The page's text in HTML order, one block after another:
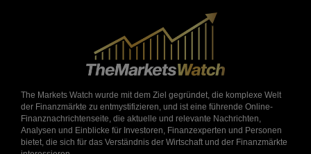
The Markets Watch wurde mit dem Ziel gegründet, die komplexe Welt
der Finanzmärkte zu entmystifizieren, und ist eine führende Online-
Finanznachrichtenseite, die aktuelle und relevante Nachrichten,
Analysen und Einblicke für Investoren, Finanzexperten und Personen
bietet, die sich für das Verständnis der Wirtschaft und der Finanzmärkte